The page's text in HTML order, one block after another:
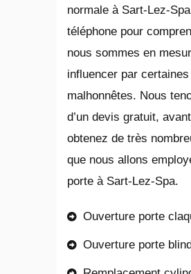
normale à Sart-Lez-
téléphone pour
nous sommes en
influencer par
malhonnêtes. Nous
d’un devis gratuit,
obtenez de très
que nous allons
porte à Sart-Lez-Spa.
Ouverture porte
Ouverture porte